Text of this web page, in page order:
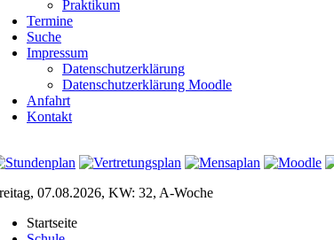
Praktikum
Termine
Suche
Impressum
Datenschutzerklärung
Datenschutzerklärung Moodle
Anfahrt
Kontakt
07.08.2026, KW: 32, A-Woche
Startseite